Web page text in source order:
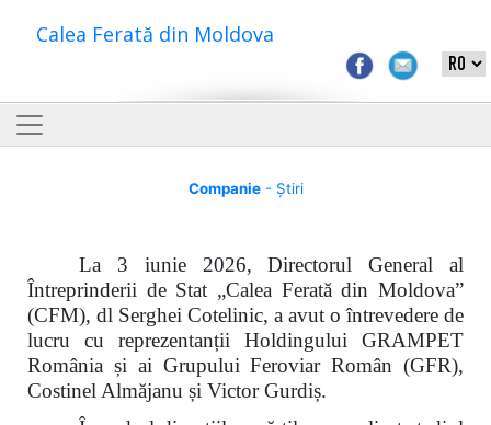
Calea Ferată din Moldova
Companie- Știri
La 3 iunie 2026, Directorul General al
Întreprinderii de Stat „Calea Ferată din Moldova”
(CFM), dl Serghei Cotelinic, a avut o întrevedere de
lucru cu reprezentanții Holdingului GRAMPET
România și ai Grupului Feroviar Român (GFR),
Costinel Almăjanu și Victor Gurdiș.